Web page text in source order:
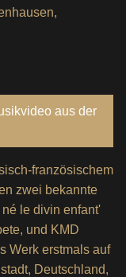
aus der
französischem
zwei bekannte
le divin enfant'
und KMD
Werk erstmals auf
Deutschland,